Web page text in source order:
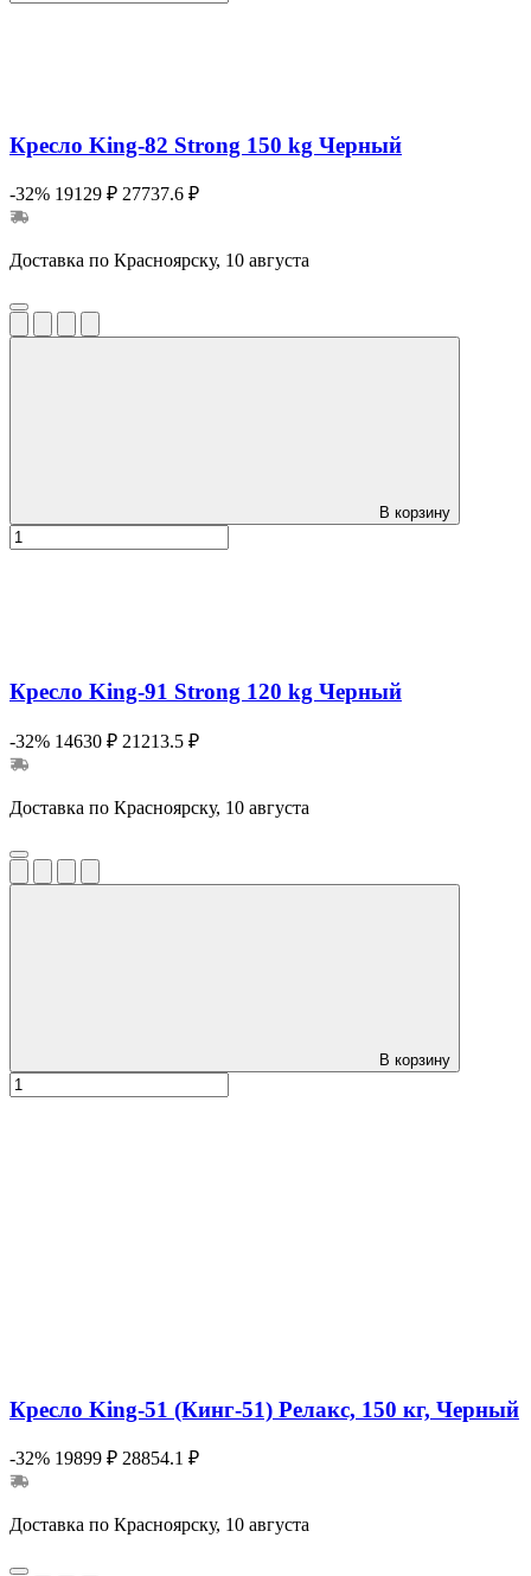
Кресло King-82 Strong 150 kg Черный
-32% 19129 ₽ 27737.6 ₽
Доставка по Красноярску, 10 августа
В корзину
Кресло King-91 Strong 120 kg Черный
-32% 14630 ₽ 21213.5 ₽
Доставка по Красноярску, 10 августа
В корзину
Кресло King-51 (Кинг-51) Релакс, 150 кг, Черный
-32% 19899 ₽ 28854.1 ₽
Доставка по Красноярску, 10 августа